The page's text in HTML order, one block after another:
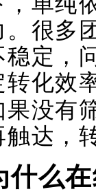
。很多
稳定，
转化效
果没有
触达，
什么